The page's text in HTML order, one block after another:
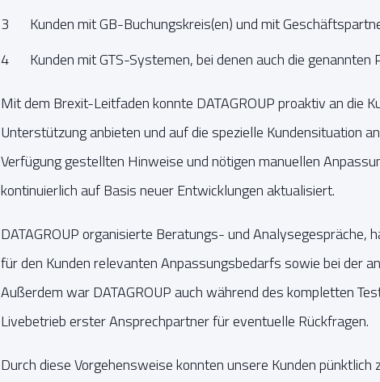
Kunden mit GB-Buchungskreis(en) und mit
Kunden mit GTS-Systemen, bei denen auch die
Mit dem Brexit-Leitfaden konnte DATAGROUP proaktiv an die
Unterstützung anbieten und auf die spezielle Kundensituation
Verfügung gestellten Hinweise und nötigen manuellen
kontinuierlich auf Basis neuer Entwicklungen aktualisiert.
DATAGROUP organisierte Beratungs- und Analysegespräche,
für den Kunden relevanten Anpassungsbedarfs sowie bei der
Außerdem war DATAGROUP auch während des kompletten
Livebetrieb erster Ansprechpartner für eventuelle Rückfragen.
Durch diese Vorgehensweise konnten unsere Kunden